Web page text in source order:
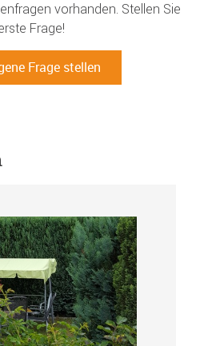
vorhanden. Stellen Sie
Frage!
Frage stellen